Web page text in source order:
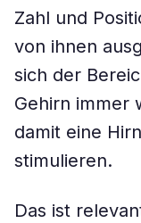
Zahl und
von ihnen
sich der
Gehirn immer
damit eine
stimulieren.
Das ist